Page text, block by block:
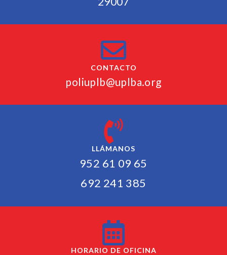
CONTACTO
poliuplb@uplba.org
LLÁMANOS
952 61 09 65
692 241 385
HORARIO DE OFICINA